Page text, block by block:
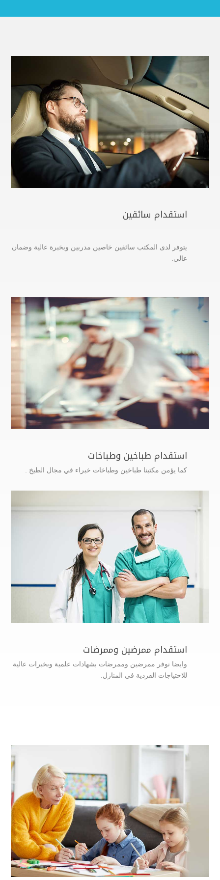
استقدام سائقين
يتوفر لدى المكتب سائقين خاصين مدربين وبخبرة عالية وضمان
عالي.
استقدام طباخين وطباخات
كما يؤمن مكتبنا طباخين وطباخات خبراء في مجال الطبخ .
استقدام ممرضين وممرضات
وايضا نوفر ممرضين وممرضات بشهادات علمية وبخبرات عالية
للاحتياجات الفردية في المنازل.